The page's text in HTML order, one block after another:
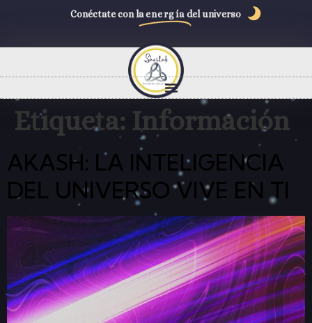
Conéctate con la energía del universo
Etiqueta: Información
AKASH: LA INTELIGENCIA
DEL UNIVERSO VIVE EN TI